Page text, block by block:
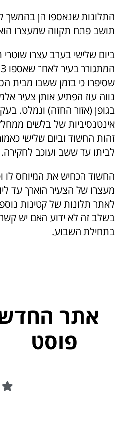
תושב פתח תקווה שמעצרו
ביום שלישי בערב עצרו
שסיפרו כי בזמן ששבו מבית
נווה עוז הפתיע אותן צעיר
בגופן (אזור החזה) ונמלט.
אינטנסיביות של בלשים
זהות החשוד וביום שלישי
לביתו עד ששב ועוכב לחקירה.
החשוד הכחיש את המיוחס לו
מעצרו של הצעיר הוארך עד
לאתר תלונות של קטינות
בשלב זה לא ידוע האם יש
בתחילת השבוע.
אתר
פוסט